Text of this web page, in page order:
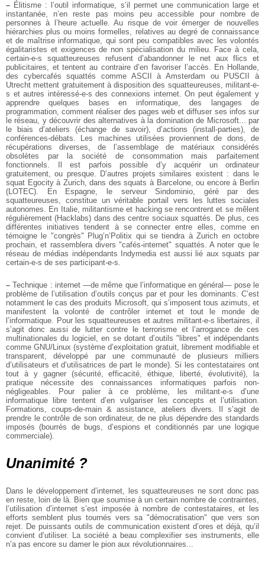
– Élitisme : l’outil informatique, s’il permet une communication large et
instantanée, n’en reste pas moins peu accessible pour nombre de
personnes àl’heure actuelle. Au risque de voir émerger de nouvelles
hiérarchies plus ou moins formelles, relatives au degré de connaissance
et de maîtriseinformatique, qui sont peu compatibles avec les volontés
égalitaristes etexigences de non spécialisation du milieu. Face à cela,
certain-e-s squatteureuses refusent d’abandonner le net aux flics et
publicitaires, ettentent au contraire d’en favoriser l’accès. En Hollande,
des cybercafés squattés comme ASCII à Amsterdam ou PUSCII à
Utrecht mettent gratuitement àdisposition des squatteureuses, militant-e-
s et autres intéressé-e-s des connexions internet. On peut également y
apprendre quelques bases en informatique, des langages de
programmation, comment réaliser des pages web et diffuser ses infos sur
le réseau, y découvrir des alternatives à la dominationde Microsoft... par
le biais d’ateliers (échange de savoir), d’actions (install-parties), de
conférences-débats. Les machines utilisées proviennent de dons, de
récupérations diverses, de l’assemblage de matériaux considérés
obsolètes par la société de consommation mais parfaitement
fonctionnels. Il est parfois possible d’y acquérir un ordinateur
gratuitement, ou presque. D’autres projets similaires existent : dans le
squat Egocity à Zurich, dans des squats àBarcelone, ou encore à Berlin
(LOTEC). En Espagne, le serveur Sindominio, gérépar des
squatteureuses, constitue un véritable portail vers les luttes sociales
autonomes. En Italie, militantisme et hacking se rencontrent et se mêlent
régulièrement (Hacklabs) dans des centre sociaux squattés. De plus, ces
différentes initiatives tendent à se connecter entre elles, comme en
témoigne le "congrès" Plug’n’Politix qui se tiendra à Zurich en octobre
prochain, et rassemblera divers "cafés-internet" squattés. A noter que le
réseau de médias indépendants Indymedia est aussi lié aux squats par
certain-e-s de ses participant-e-s.
– Technique : internet —de même que l’informatique en général— pose le
problème de l’utilisation d’outils conçus par et pour les dominants. C’est
notamment le cas des produits Microsoft, qui s’imposent tous azimuts, et
manifestent lavolonté de contrôler internet et tout le monde de
l’informatique. Pour les squatteureuses et autres militant-e-s libertaires, il
s’agit donc aussi de lutter contre le terrorisme et l’arrogance de ces
multinationales du logiciel, en se dotant d’outils "libres" et indépendants
comme GNU/Linux (système d’exploitation gratuit, librement modifiable et
transparent, développé par unecommunauté de plusieurs milliers
d’utilisateurs et d’utilisatrices de part le monde). Si les contestataires ont
tout à y gagner (sécurité, efficacité, éthique, liberté, évolutivité), la
pratique nécessite des connaissances informatiques parfois non-
négligeables. Pour palier à ce problème, les militant-e-s d’une
informatique libre tentent d’en vulgariser les concepts etl’utilisation.
Formations, coups-de-main & assistance, ateliers divers. Il
s’agit de
prendre le contrôle de son ordinateur, de ne plus dépendre des standards
imposés (bourrés de bugs, d’espions et conditionnés par une logique
commerciale).
Unanimité ?
Dans le développement d’internet, les squatteureuses ne sont donc pas
en reste,
loin de là. Bien que soumise à un certain nombre de contraintes,
l’utilisation d’internet s’est imposée à nombre de contestataires, et les
efforts semblent plus tournés vers sa "démocratisation" que vers son
rejet. De puissants outils de communication existent d’ores et déjà, qu’il
convient d’utiliser. La société a beau complexifier ses instruments, elle
n’a pas encore su damer le pion aux révolutionnaires...